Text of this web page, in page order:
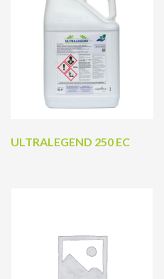
ULTRALEGEND 250 EC